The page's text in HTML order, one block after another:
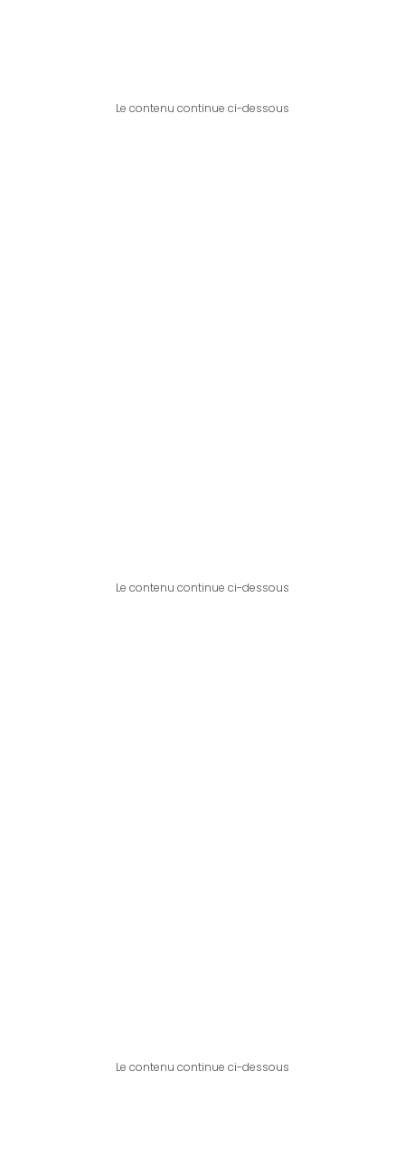
Le contenu continue ci-dessous
Le contenu continue ci-dessous
Le contenu continue ci-dessous